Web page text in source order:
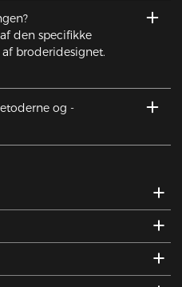
den specifikke
​​broderidesignet.
og -